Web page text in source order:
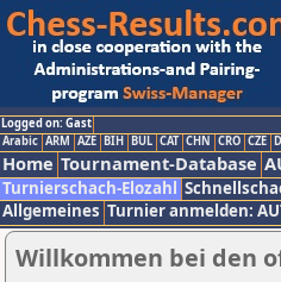
Logged on: Gast
Arabic ARM AZE BIH BUL CAT CHN CRO CZE
Home Tournament-Database
Turnierschach-Elozahl
Allgemeines Turnier anmelden:
Willkommen bei den